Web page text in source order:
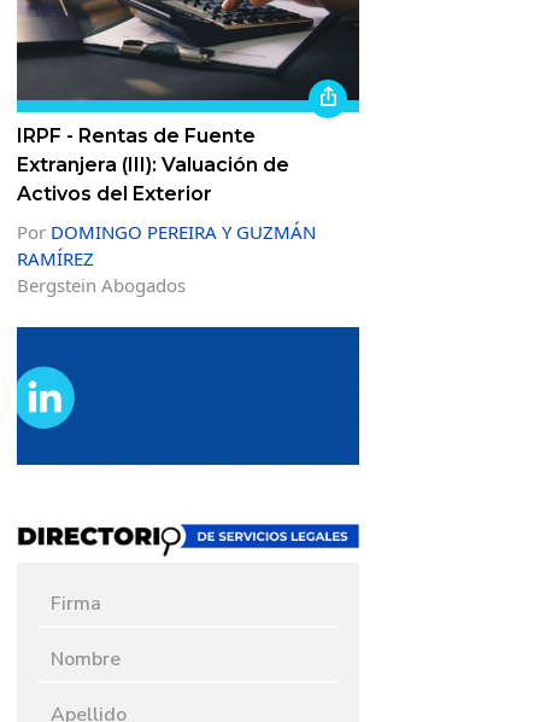
IRPF - Rentas de Fuente
Extranjera (III): Valuación de
Activos del Exterior
Por DOMINGO PEREIRA Y GUZMÁN
RAMÍREZ
Bergstein Abogados